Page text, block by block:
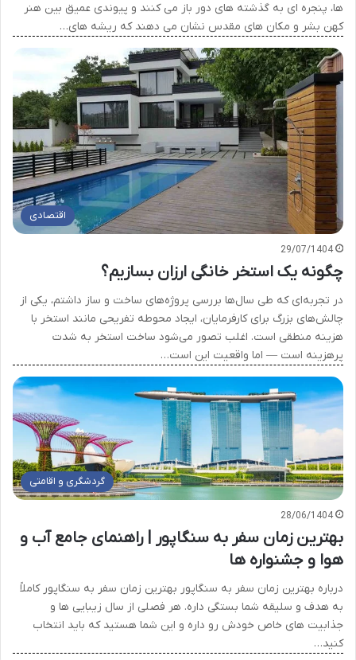
ها، پنجره ای به گذشته های دور باز می کنند و پیوندی عمیق بین هنر
کهن بشر و مکان های مقدس نشان می دهند که ریشه های…
اقتصادی
29/07/1404
چگونه یک استخر خانگی ارزان بسازیم؟
در تجربه‌ای که طی سال‌ها بررسی پروژه‌های ساخت و ساز داشتم، یکی از
چالش‌های بزرگ برای کارفرمایان، ایجاد محوطه تفریحی مانند استخر با
هزینه منطقی است. اغلب تصور می‌شود ساخت استخر به شدت
پرهزینه است — اما واقعیت این است…
گردشگری و اقامتی
28/06/1404
بهترین زمان سفر به سنگاپور | راهنمای جامع آب و
هوا و جشنواره ها
درباره بهترین زمان سفر به سنگاپور بهترین زمان سفر به سنگاپور کاملاً
به هدف و سلیقه شما بستگی داره. هر فصلی از سال زیبایی ها و
جذابیت های خاص خودش رو داره و این شما هستید که باید انتخاب
کنید…